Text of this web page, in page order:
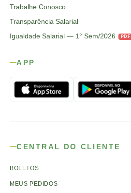
Trabalhe Conosco
Transparência Salarial
Igualdade Salarial — 1° Sem/2026
PDF
APP
CENTRAL DO CLIENTE
BOLETOS
MEUS PEDIDOS